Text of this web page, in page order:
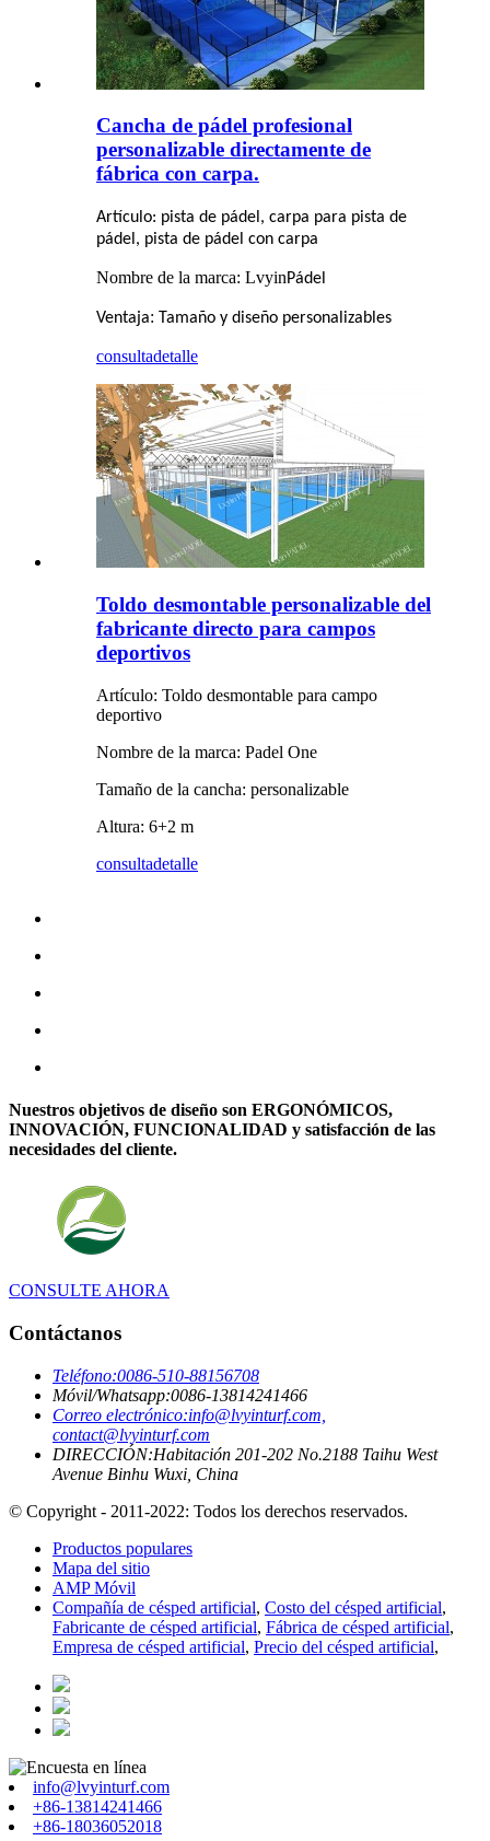
Cancha de pádel profesional
personalizable directamente de
fábrica con carpa.
Artículo: pista de pádel, carpa para pista de
pádel, pista de pádel con carpa
Nombre de la marca: LvyinPádel
Ventaja: Tamaño y diseño personalizables
consultadetalle
Toldo desmontable personalizable del
fabricante directo para campos
deportivos
Artículo: Toldo desmontable para campo
deportivo
Nombre de la marca: Padel One
Tamaño de la cancha: personalizable
Altura: 6+2 m
consultadetalle
Nuestros objetivos de diseño son ERGONÓMICOS,
INNOVACIÓN, FUNCIONALIDAD y satisfacción de las
necesidades del cliente.
CONSULTE AHORA
Contáctanos
Teléfono:0086-510-88156708
Móvil/Whatsapp:0086-13814241466
Correo electrónico:info@lvyinturf.com,
contact@lvyinturf.com
DIRECCIÓN:Habitación 201-202 No.2188 Taihu West
Avenue Binhu Wuxi, China
© Copyright - 2011-2022: Todos los derechos reservados.
Productos populares
Mapa del sitio
AMP Móvil
Compañía de césped artificial, Costo del césped artificial,
Fabricante de césped artificial, Fábrica de césped artificial,
Empresa de césped artificial, Precio del césped artificial,
info@lvyinturf.com
+86-13814241466
+86-18036052018